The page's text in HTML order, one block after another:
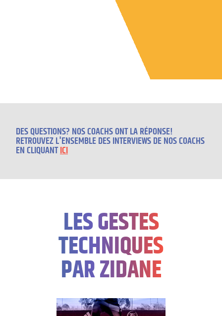
DES QUESTIONS? NOS COACHS ONT LA RÉPONSE!
RETROUVEZ L'ENSEMBLE DES INTERVIEWS DE NOS COACHS
EN CLIQUANT ICI
LES GESTES
TECHNIQUES
PAR ZIDANE